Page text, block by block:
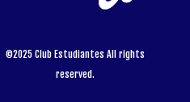
©2025 Club Estudiantes All rights
reserved.